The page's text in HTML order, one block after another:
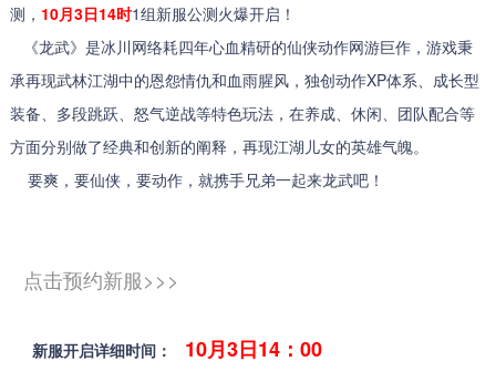
测， 10月3日14时1组新服公测火爆开启！
《龙武》是冰川网络耗四年心血精研的仙侠动作网游巨作，游戏秉
承再现武林江湖中的恩怨情仇和血雨腥风，独创动作XP体系、成长型
装备、多段跳跃、怒气逆战等特色玩法，在养成、休闲、团队配合等
方面分别做了经典和创新的阐释，再现江湖儿女的英雄气魄。
要爽，要仙侠，要动作，就携手兄弟一起来龙武吧！
点击预约新服>>>
新服开启详细时间： 10月3日14：00